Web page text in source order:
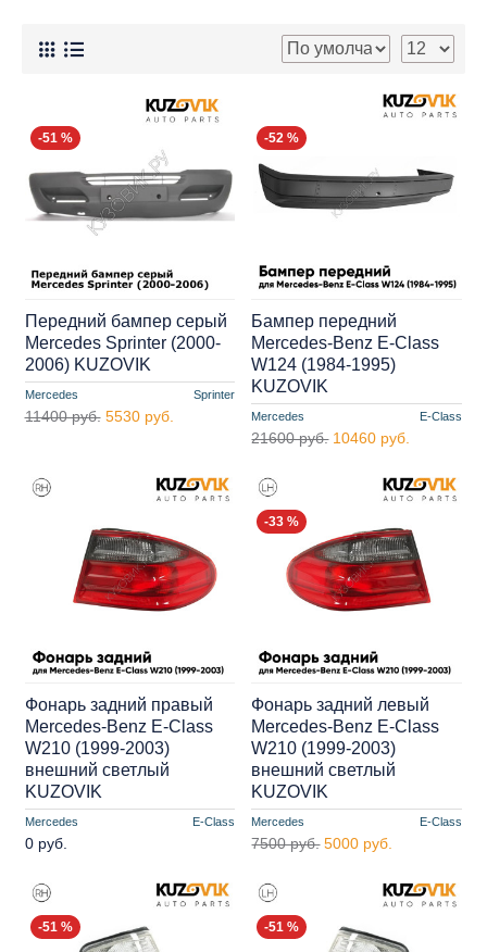
-51 %
Mercedes Sprinter
Передний бампер серый
Mercedes Sprinter (2000-
2006) KUZOVIK
11400 руб. 5530 руб.
-52 %
Mercedes E-Class
Бампер передний
Mercedes-Benz E-Class
W124 (1984-1995)
KUZOVIK
21600 руб. 10460 руб.
Mercedes E-Class
Фонарь задний правый
Mercedes-Benz E-Class
W210 (1999-2003)
внешний светлый
KUZOVIK
0 руб.
-33 %
Mercedes E-Class
Фонарь задний левый
Mercedes-Benz E-Class
W210 (1999-2003)
внешний светлый
KUZOVIK
7500 руб. 5000 руб.
-51 % -51 %